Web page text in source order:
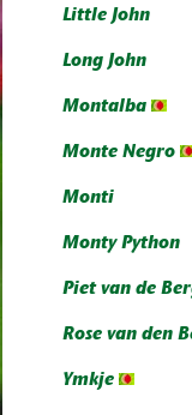
Little John
Long John
Montalba
Monte Negro
Monti
Monty Python
Piet van de
Rose van den
Ymkje